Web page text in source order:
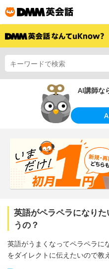
AI講師な
英語がペラペラになり
うの？
英語がうまくなってペラペラに
をダイレクトに伝えたいので教